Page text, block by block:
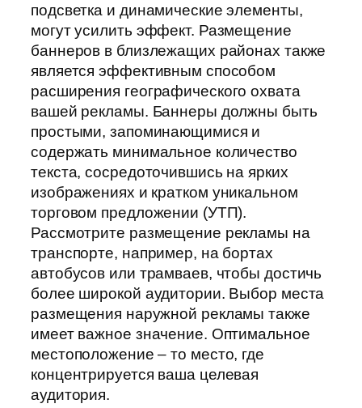
подсветка и динамические элементы,
могут усилить эффект. Размещение
баннеров в близлежащих районах также
является эффективным способом
расширения географического охвата
вашей рекламы. Баннеры должны быть
простыми, запоминающимися и
содержать минимальное количество
текста, сосредоточившись на ярких
изображениях и кратком уникальном
торговом предложении (УТП).
Рассмотрите размещение рекламы на
транспорте, например, на бортах
автобусов или трамваев, чтобы достичь
более широкой аудитории. Выбор места
размещения наружной рекламы также
имеет важное значение. Оптимальное
местоположение – то место, где
концентрируется ваша целевая
аудитория.